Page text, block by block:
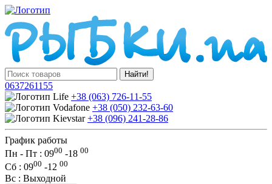
Найти!
0637261155
+38 (063) 726-11-55
+38 (050) 232-63-60
+38 (096) 241-28-86
График работы
Пн - Пт : 0900 -18 00
Сб : 0900 -12 00
Вс : Выходной